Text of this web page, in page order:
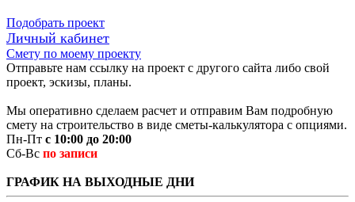
Подобрать проект
Личный кабинет
Смету по моему проекту
Отправьте нам ссылку на проект с другого сайта либо свой
проект, эскизы, планы.
Мы оперативно сделаем расчет и отправим Вам подробную
смету на строительство в виде сметы-калькулятора с опциями.
Пн-Пт с 10:00 до 20:00
Сб-Вс по записи
ГРАФИК НА ВЫХОДНЫЕ ДНИ